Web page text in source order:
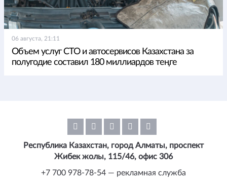
06 августа, 21:11
Объем услуг СТО и автосервисов Казахстана за
полугодие составил 180 миллиардов теңге
Республика Казахстан, город Алматы, проспект
Жибек жолы, 115/46, офис 306
+7 700 978-78-54 — рекламная служба